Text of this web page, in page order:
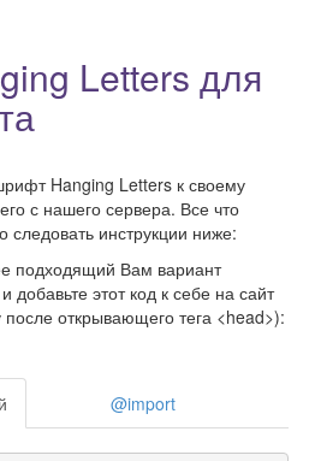
Letters для
Hanging Letters к своему
с нашего сервера. Все что
следовать инструкции ниже:
подходящий Вам вариант
добавьте этот код к себе на сайт
после открывающего тега <head>):
@import